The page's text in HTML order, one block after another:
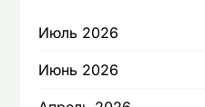
Июль 2026
Июнь 2026